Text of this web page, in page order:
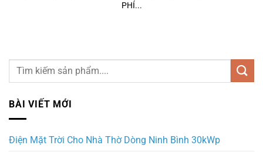
PHÍ...
BÀI VIẾT MỚI
Điện Mặt Trời Cho Nhà Thờ Dòng Ninh Bình 30kWp